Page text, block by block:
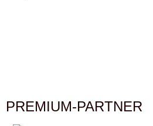
PREMIUM-PARTNER